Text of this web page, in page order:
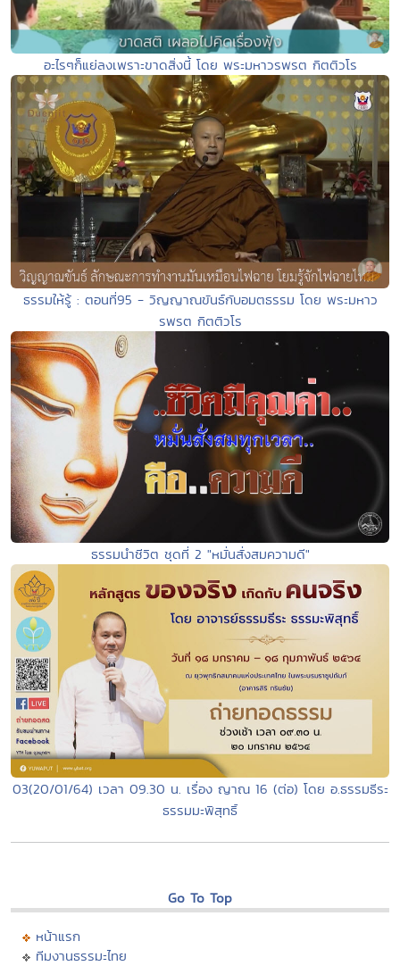
อะไรๆก็แย่ลงเพราะขาดสิ่งนี้ โดย พระมหาวรพรต กิตติวโร
ธรรมให้รู้ : ตอนที่95 - วิญญาณขันธ์กับอมตธรรม โดย พระมหาว
รพรต กิตติวโร
ธรรมนำชีวิต ชุดที่ 2 "หมั่นสั่งสมความดี"
03(20/01/64) เวลา 09.30 น. เรื่อง ญาณ 16 (ต่อ) โดย อ.ธรรมธีระ
ธรรมมะพิสุทธิ์
Go To Top
หน้าแรก
ทีมงานธรรมะไทย